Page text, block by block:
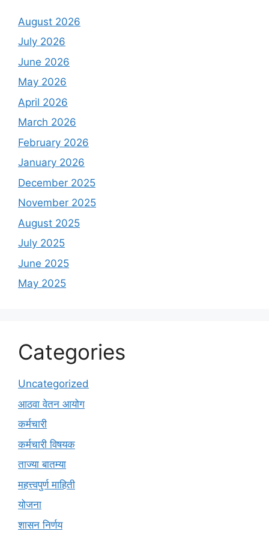
August 2026
July 2026
June 2026
May 2026
April 2026
March 2026
February 2026
January 2026
December 2025
November 2025
August 2025
July 2025
June 2025
May 2025
Categories
Uncategorized
आठवा वेतन आयोग
कर्मचारी
कर्मचारी विषयक
ताज्या बातम्या
महत्त्वपुर्ण माहिती
योजना
शासन निर्णय